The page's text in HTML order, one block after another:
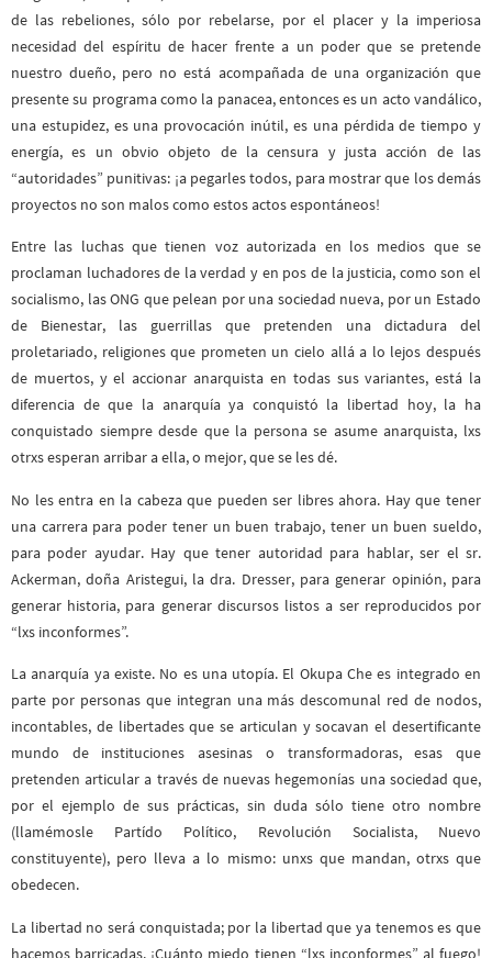
de las rebeliones, sólo por rebelarse, por el placer y la imperiosa
necesidad del espíritu de hacer frente a un poder que se pretende
nuestro dueño, pero no está acompañada de una organización que
presente su programa como la panacea, entonces es un acto vandálico,
una estupidez, es una provocación inútil, es una pérdida de tiempo y
energía, es un obvio objeto de la censura y justa acción de las
“autoridades” punitivas: ¡a pegarles todos, para mostrar que los demás
proyectos no son malos como estos actos espontáneos!
Entre las luchas que tienen voz autorizada en los medios que se
proclaman luchadores de la verdad y en pos de la justicia, como son el
socialismo, las ONG que pelean por una sociedad nueva, por un Estado
de Bienestar, las guerrillas que pretenden una dictadura del
proletariado, religiones que prometen un cielo allá a lo lejos después
de muertos, y el accionar anarquista en todas sus variantes, está la
diferencia de que la anarquía ya conquistó la libertad hoy, la ha
conquistado siempre desde que la persona se asume anarquista, lxs
otrxs esperan arribar a ella, o mejor, que se les dé.
No les entra en la cabeza que pueden ser libres ahora. Hay que tener
una carrera para poder tener un buen trabajo, tener un buen sueldo,
para poder ayudar. Hay que tener autoridad para hablar, ser el sr.
Ackerman, doña Aristegui, la dra. Dresser, para generar opinión, para
generar historia, para generar discursos listos a ser reproducidos por
“lxs inconformes”.
La anarquía ya existe. No es una utopía. El Okupa Che es integrado en
parte por personas que integran una más descomunal red de nodos,
incontables, de libertades que se articulan y socavan el desertificante
mundo de instituciones asesinas o transformadoras, esas que
pretenden articular a través de nuevas hegemonías una sociedad que,
por el ejemplo de sus prácticas, sin duda sólo tiene otro nombre
(llamémosle Partído Político, Revolución Socialista, Nuevo
constituyente), pero lleva a lo mismo: unxs que mandan, otrxs que
obedecen.
La libertad no será conquistada; por la libertad que ya tenemos es que
hacemos barricadas. ¡Cuánto miedo tienen “lxs inconformes” al fuego!